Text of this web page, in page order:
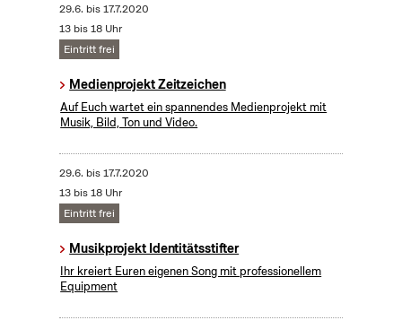
29.6. bis17.7.2020
13 bis 18 Uhr
Eintritt frei
Medienprojekt Zeitzeichen
Auf Euch wartet ein spannendes Medienprojekt mit
Musik, Bild, Ton und Video.
29.6. bis17.7.2020
13 bis 18 Uhr
Eintritt frei
Musikprojekt Identitätsstifter
Ihr kreiert Euren eigenen Song mit professionellem
Equipment